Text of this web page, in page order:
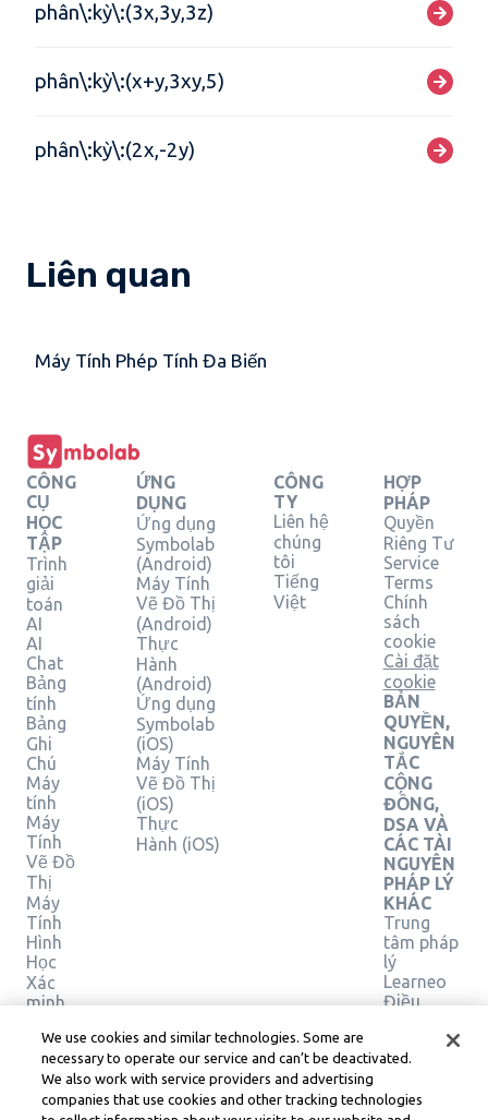
phân\:kỳ\:(3x,3y,3z)
phân\:kỳ\:(x+y,3xy,5)
phân\:kỳ\:(2x,-2y)
Liên quan
Máy Tính Phép Tính Đa Biến
CÔNG
CỤ
HỌC
TẬP
Trình
giải
toán
AI
AI
Chat
Bảng
tính
Bảng
Ghi
Chú
Máy
tính
Máy
Tính
Vẽ Đồ
Thị
Máy
Tính
Hình
Học
Xác
minh
pháp
ỨNG
DỤNG
Ứng dụng
Symbolab
(Android)
Máy Tính
Vẽ Đồ Thị
(Android)
Thực
Hành
(Android)
Ứng dụng
Symbolab
(iOS)
Máy Tính
Vẽ Đồ Thị
(iOS)
Thực
Hành (iOS)
CÔNG
TY
Liên hệ
chúng
tôi
Tiếng
Việt
HỢP
PHÁP
Quyền
Riêng Tư
Service
Terms
Chính
sách
cookie
Cài đặt
cookie
BẢN
QUYỀN,
NGUYÊN
TẮC
CỘNG
ĐỒNG,
DSA VÀ
CÁC TÀI
NGUYÊN
PHÁP LÝ
KHÁC
Trung
tâm pháp
lý
Learneo
Điều
của
We use cookies and similar technologies. Some are
necessary to operate our service and can’t be deactivated.
We also work with service providers and advertising
companies that use cookies and other tracking technologies